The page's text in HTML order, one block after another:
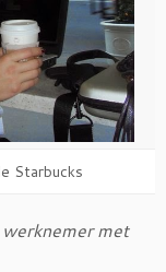
Starbucks
met